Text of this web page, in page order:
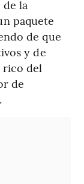
la
paquete
de que
y de
rico del
de